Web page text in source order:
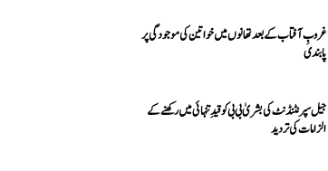
غروبِ آفتاب کے بعد تھانوں میں خواتین کی موجودگی پر
پابندی
جیل سپرنٹنڈنٹ کی بشریٰ بی بی کو قیدِ تنہائی میں رکھنے کے
الزامات کی تردید